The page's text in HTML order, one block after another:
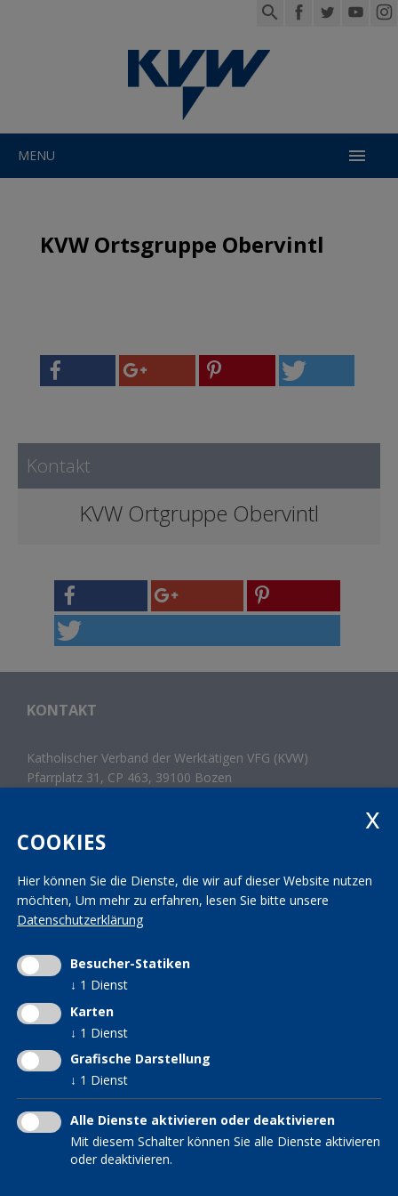

MENU
KVW Ortsgruppe Obervintl
Kontakt
KVW Ortgruppe Obervintl
KONTAKT
Katholischer Verband der Werktätigen VFG (KVW)
Pfarrplatz 31, CP 463, 39100 Bozen
landesleitung@kvw.org
Impressum|Datenschutz|Transparenz
Mwst.-Nr. 01163950213 | St.-Nr. 80006160214
INTERESSENSGRUPPEN IM
Frauen im KVW
KVW Hilfsfonds
KVW Interessensgruppe
für Verwitwete und
Alleinstehende
KVW Senioren
Hebammen im KVW
Südtiroler in der Welt
COOKIES
Hier können Sie die Dienste, die wir auf dieser Website nutzen
möchten, Um mehr zu erfahren, lesen Sie bitte unsere
Datenschutzerklärung
Besucher-Statiken
↓ 1 Dienst
Karten
↓ 1 Dienst
Grafische Darstellung
↓ 1 Dienst
Alle Dienste aktivieren oder deaktivieren
Mit diesem Schalter können Sie alle Dienste aktivieren
oder deaktivieren.